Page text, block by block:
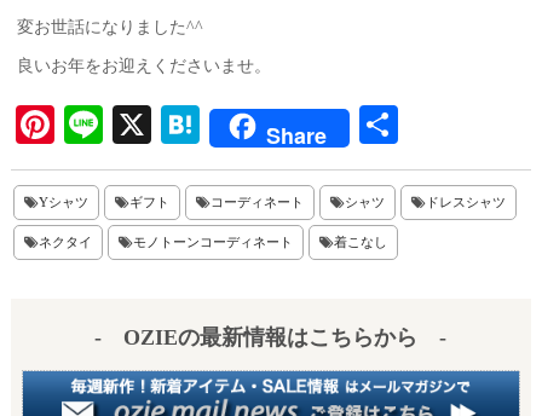
変お世話になりました^^
良いお年をお迎えくださいませ。
Pi
nt
er
es
Li
ne
X
H
at
en
a
Share
有
Yシャツ ギフト コーディネート シャツ ドレスシャツ
ネクタイ モノトーンコーディネート 着こなし
- OZIEの最新情報はこちらから -